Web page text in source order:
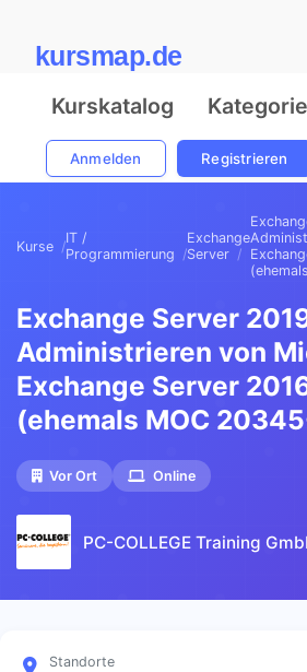
kursmap.de
Kurskatalog
Anmelden Registrieren
Kurse
IT /
Programmierung
Exchange
Server
Exchange Server
Administrieren von
Exchange Server
(ehemals MOC
Vor Ort Online
PC-COLLEGE Training
Standorte